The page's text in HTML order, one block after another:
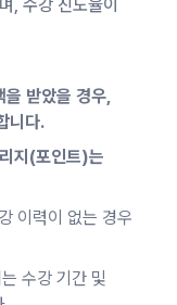
, 수강 진도율이
받았을 경우,
니다.
지(포인트)는
이력이 없는 경우
수강 기간 및